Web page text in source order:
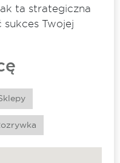
ta strategiczna
Twojej